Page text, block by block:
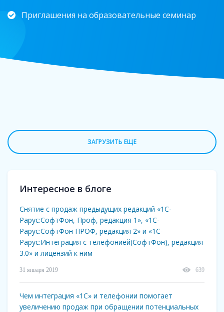
Приглашения на образовательные семинар
ЗАГРУЗИТЬ ЕЩЕ
Интересное в блоге
Снятие с продаж предыдущих редакций «1С-
Рарус:СофтФон, Проф, редакция 1», «1С-
Рарус:СофтФон ПРОФ, редакция 2» и «1С-
Рарус:Интеграция с телефонией(СофтФон), редакция
3.0» и лицензий к ним
31 января 2019 639
Чем интеграция «1С» и телефонии помогает
увеличению продаж при обращении потенциальных